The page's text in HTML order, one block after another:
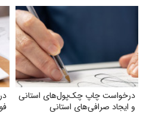
درخواست چاپ چک‌‌پول‌‌های استانی
و ایجاد صرافی‌‌های استانی
فوتبال